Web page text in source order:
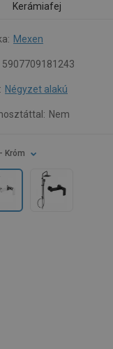
Kerámiafej
Mexen
5907709181243
Négyzet alakú
Nem
- Króm